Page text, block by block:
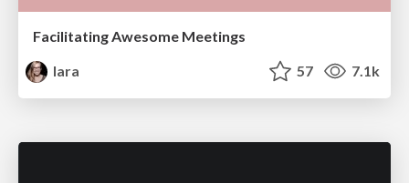
Facilitating Awesome Meetings
lara
57 7.1k